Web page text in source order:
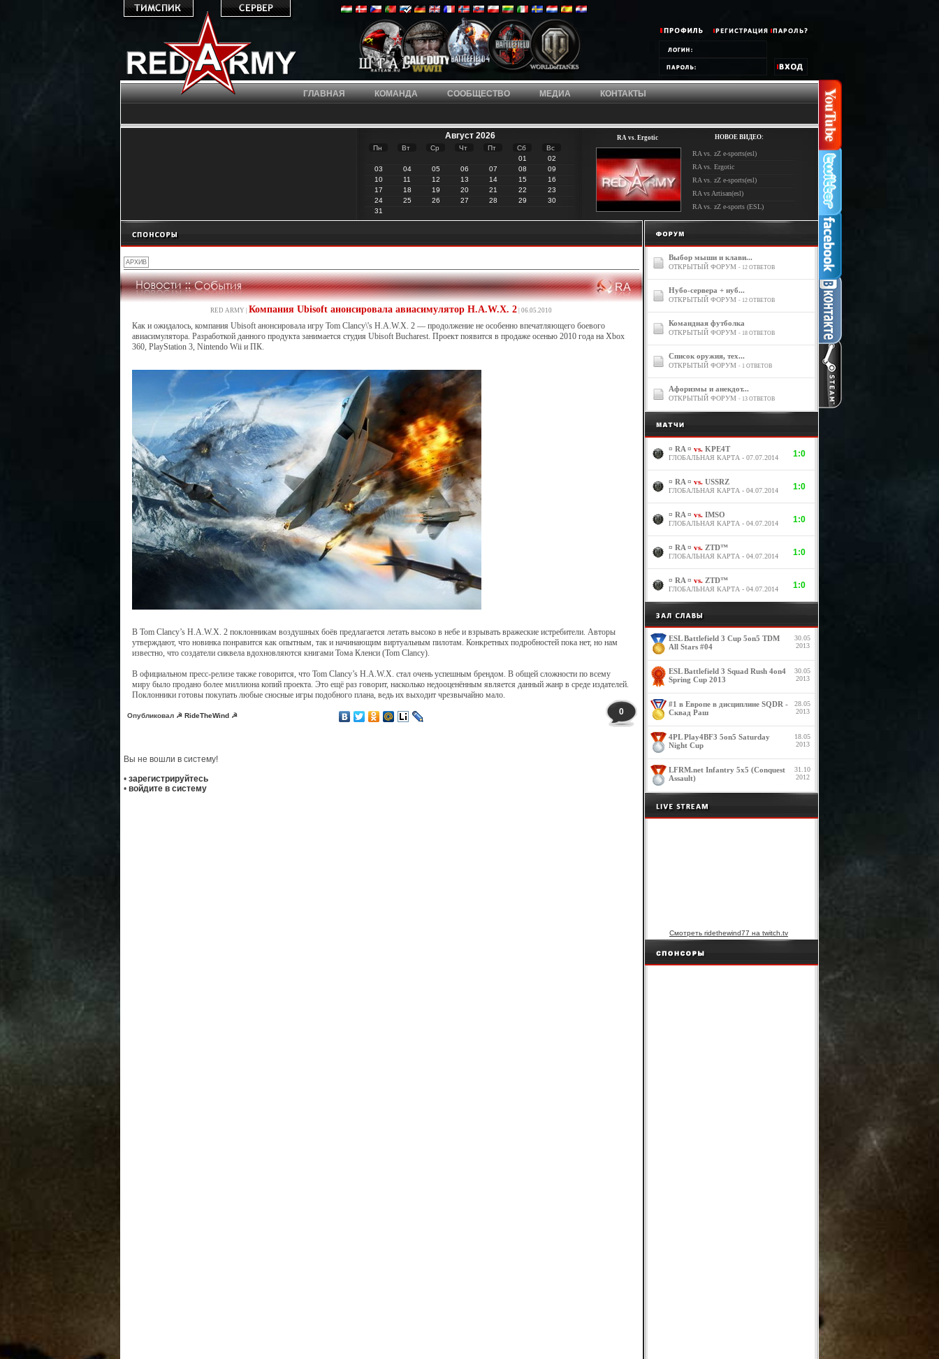
ГЛАВНАЯ КОМАНДА СООБЩЕСТВО МЕДИА КОНТАКТЫ
Август 2026
Пн Вт Ср Чт Пт Сб
Вс
01
02
03
04 05 06 07 08
09
10
11 12 13 14 15
16
17
18 19 20 21 22
23
24
25 26 27 28 29
30
31
RA vs. Ergotic НОВОЕ ВИДЕО:
RA vs. zZ e-sports(esl)
RA vs. Ergotic
RA vs. zZ e-sports(esl)
RA vs Artisan(esl)
RA vs. zZ e-sports (ESL)
RED ARMY | Компания Ubisoft анонсировала авиасимулятор H.A.W.X. 2| 06.05.2010
Как и ожидалось, компания Ubisoft анонсировала игру Tom Clancy\'s H.A.W.X. 2 — продолжение не особенно впечатляющего боевого
авиасимулятора. Разработкой данного продукта занимается студия Ubisoft Bucharest. Проект появится в продаже осенью 2010 года на Xbox
360, PlayStation 3, Nintendo Wii и ПК.
В Tom Clancy’s H.A.W.X. 2 поклонникам воздушных боёв предлагается летать высоко в небе и взрывать вражеские истребители. Авторы
утверждают, что новинка понравится как опытным, так и начинающим виртуальным пилотам. Конкретных подробностей пока нет, но нам
известно, что создатели сиквела вдохновляются книгами Тома Кленси (Tom Clancy).
В официальном пресс-релизе также говорится, что Tom Clancy’s H.A.W.X. стал очень успешным брендом. В общей сложности по всему
миру было продано более миллиона копий проекта. Это ещё раз говорит, насколько недооценённым является данный жанр в среде издателей.
Поклонники готовы покупать любые сносные игры подобного плана, ведь их выходит чрезвычайно мало.
Опубликовал ☭ RideTheWind ☭ 0
Вы не вошли в систему!
• зарегистрируйтесь
• войдите в систему
Выбор мыши и клави...
ОТКРЫТЫЙ ФОРУМ - 12 ОТВЕТОВ
Нубо-сервера + нуб...
ОТКРЫТЫЙ ФОРУМ - 12 ОТВЕТОВ
Командная футболка
ОТКРЫТЫЙ ФОРУМ - 18 ОТВЕТОВ
Список оружия, тех...
ОТКРЫТЫЙ ФОРУМ - 1 ОТВЕТОВ
Афоризмы и анекдот...
ОТКРЫТЫЙ ФОРУМ - 13 ОТВЕТОВ
¤ RA ¤ vs. KPE4T
ГЛОБАЛЬНАЯ КАРТА - 07.07.2014 1:0
¤ RA ¤ vs. USSRZ
ГЛОБАЛЬНАЯ КАРТА - 04.07.2014 1:0
¤ RA ¤ vs. IMSO
ГЛОБАЛЬНАЯ КАРТА - 04.07.2014 1:0
¤ RA ¤ vs. ZTD™
ГЛОБАЛЬНАЯ КАРТА - 04.07.2014 1:0
¤ RA ¤ vs. ZTD™
ГЛОБАЛЬНАЯ КАРТА - 04.07.2014 1:0
ESL Battlefield 3 Cup 5on5 TDM
All Stars #04
30.05
2013
ESL Battlefield 3 Squad Rush 4on4
Spring Cup 2013
30.05
2013
#1 в Европе в дисциплине SQDR -
Сквад Раш
28.05
2013
4PL Play4BF3 5on5 Saturday
Night Cup
18.05
2013
LFRM.net Infantry 5x5 (Conquest
Assault)
31.10
2012
Смотреть ridethewind77 на twitch.tv